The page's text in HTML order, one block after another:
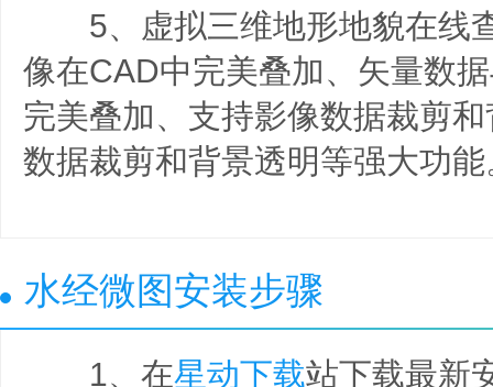
5、虚拟三维地形地貌在线
像在CAD中完美叠加、矢量数
完美叠加、支持影像数据裁剪
数据裁剪和背景透明等强大功能
水经微图安装步骤
1、在星动下载站下载最新